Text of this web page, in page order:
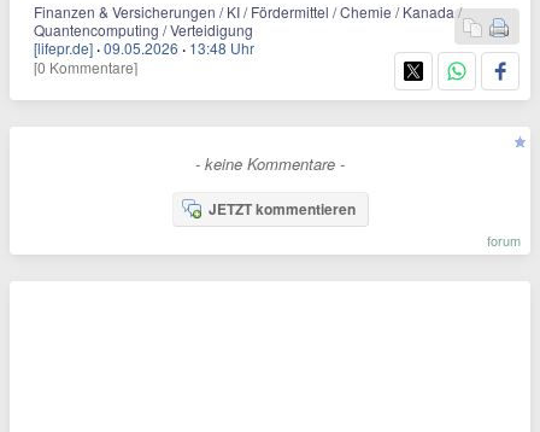
Finanzen & Versicherungen / KI / Fördermittel / Chemie / Kanada /
Quantencomputing / Verteidigung
[lifepr.de] ·09.05.2026 · 13:48 Uhr
[0 Kommentare]
- keine Kommentare -
JETZT kommentieren
forum